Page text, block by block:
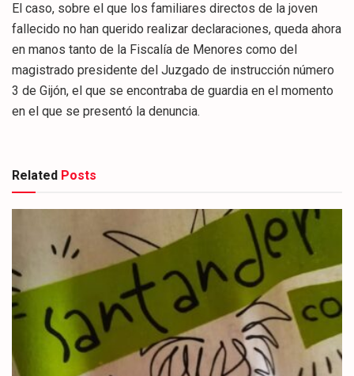
El caso, sobre el que los familiares directos de la joven
fallecido no han querido realizar declaraciones, queda ahora
en manos tanto de la Fiscalía de Menores como del
magistrado presidente del Juzgado de instrucción número
3 de Gijón, el que se encontraba de guardia en el momento
en el que se presentó la denuncia.
Related Posts